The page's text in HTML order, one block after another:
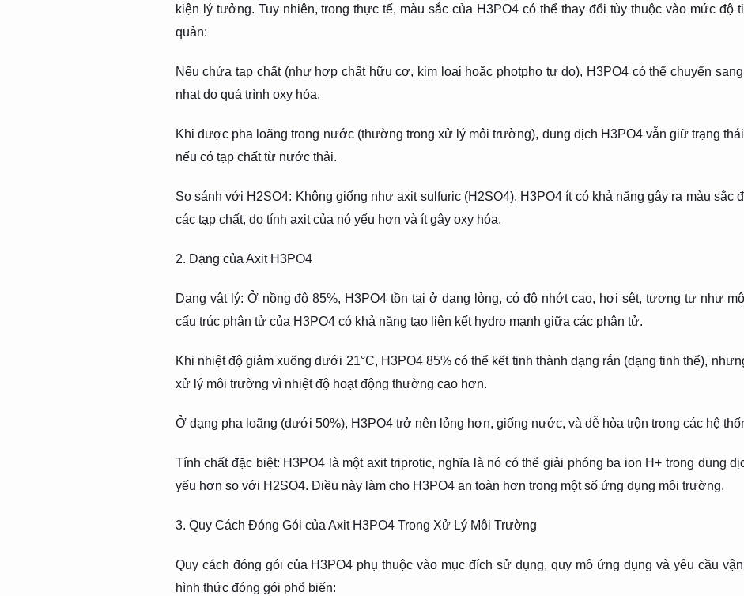
kiện lý tưởng. Tuy nhiên, trong thực tế, màu sắc của H3PO4 có thể thay đổi tùy thuộc vào mức độ
quản:
Nếu chứa tạp chất (như hợp chất hữu cơ, kim loại hoặc photpho tự do), H3PO4 có thể chuyển
nhạt do quá trình oxy hóa.
Khi được pha loãng trong nước (thường trong xử lý môi trường), dung dịch H3PO4 vẫn giữ trạng
nếu có tạp chất từ nước thải.
So sánh với H2SO4: Không giống như axit sulfuric (H2SO4), H3PO4 ít có khả năng gây ra màu sắc
các tạp chất, do tính axit của nó yếu hơn và ít gây oxy hóa.
2. Dạng của Axit H3PO4
Dạng vật lý: Ở nồng độ 85%, H3PO4 tồn tại ở dạng lỏng, có độ nhớt cao, hơi sệt, tương tự như
cấu trúc phân tử của H3PO4 có khả năng tạo liên kết hydro mạnh giữa các phân tử.
Khi nhiệt độ giảm xuống dưới 21°C, H3PO4 85% có thể kết tinh thành dạng rắn (dạng tinh thể),
xử lý môi trường vì nhiệt độ hoạt động thường cao hơn.
Ở dạng pha loãng (dưới 50%), H3PO4 trở nên lỏng hơn, giống nước, và dễ hòa trộn trong các hệ
Tính chất đặc biệt: H3PO4 là một axit triprotic, nghĩa là nó có thể giải phóng ba ion H+ trong dung
yếu hơn so với H2SO4. Điều này làm cho H3PO4 an toàn hơn trong một số ứng dụng môi trường.
3. Quy Cách Đóng Gói của Axit H3PO4 Trong Xử Lý Môi Trường
Quy cách đóng gói của H3PO4 phụ thuộc vào mục đích sử dụng, quy mô ứng dụng và yêu cầu
hình thức đóng gói phổ biến: